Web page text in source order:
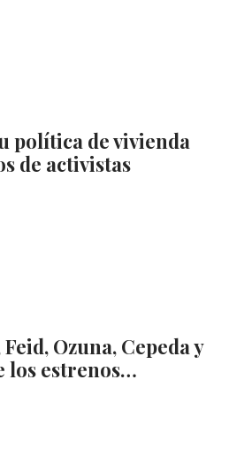
política de vivienda
de activistas
Ozuna, Cepeda y
los estrenos…